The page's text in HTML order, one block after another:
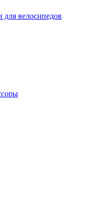
для велосипедов